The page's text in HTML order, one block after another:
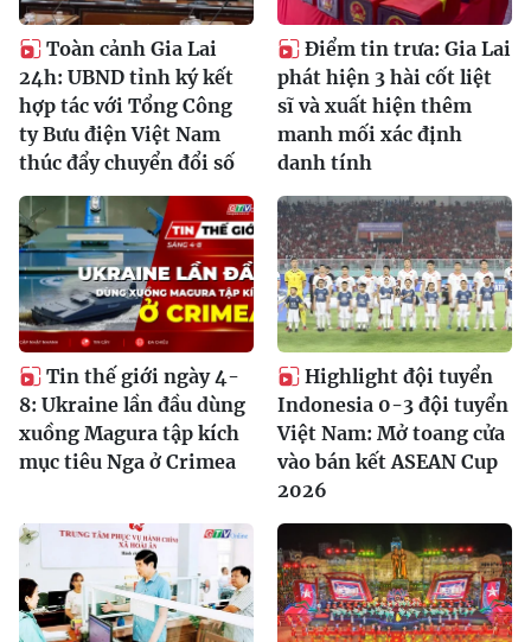
Toàn cảnh Gia Lai
24h: UBND tỉnh ký kết
hợp tác với Tổng Công
ty Bưu điện Việt Nam
thúc đẩy chuyển đổi số
Điểm tin trưa: Gia Lai
phát hiện 3 hài cốt liệt
sĩ và xuất hiện thêm
manh mối xác định
danh tính
Tin thế giới ngày 4-
8: Ukraine lần đầu dùng
xuồng Magura tập kích
mục tiêu Nga ở Crimea
Highlight đội tuyển
Indonesia 0-3 đội tuyển
Việt Nam: Mở toang cửa
vào bán kết ASEAN Cup
2026